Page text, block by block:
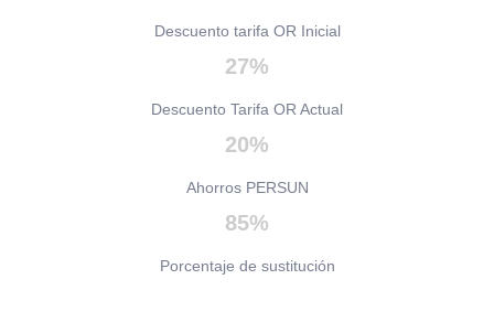
Descuento tarifa OR Inicial
27%
Descuento Tarifa OR Actual
20%
Ahorros PERSUN
85%
Porcentaje de sustitución